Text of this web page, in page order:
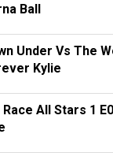
Ball
Under Vs The
Kylie
Race All Stars 1